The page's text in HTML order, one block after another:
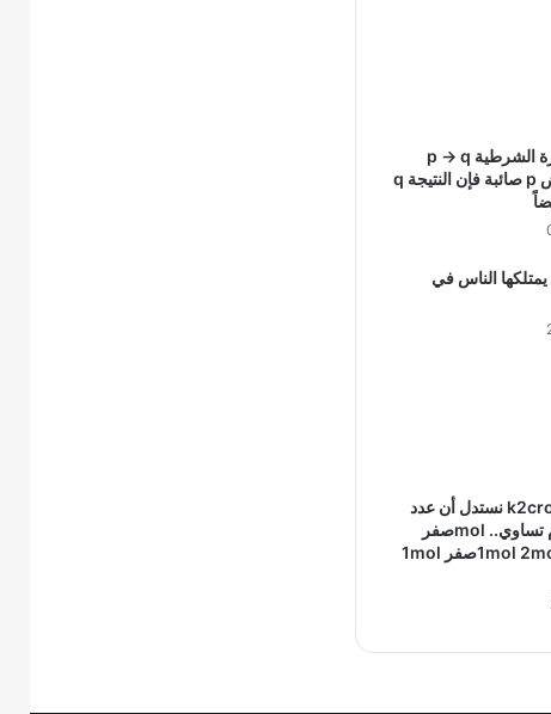
إذا كانت العبارة الشرطية p → q
صائبة و الفرض p صائبة فإن النتيجة q
يمتلكها الناس في
من الصيغة k2cro4 نستدل أن عدد
مولات الكروم تساوي.. molصفر
1mol 2mol 4mol molصفر 1mol